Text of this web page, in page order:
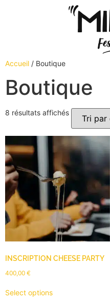
Accueil / Boutique
Boutique
8 résultats affichés
INSCRIPTION CHEESE PARTY
400,00 €
Select options